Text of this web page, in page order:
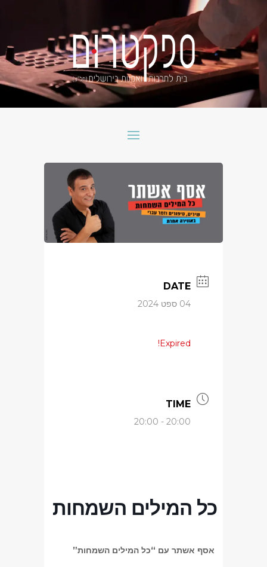
DATE
04 ספט 2024
Expired!
TIME
20:00 - 20:00
כל המילים השמחות
אסף אשתר עם “כל המילים השמחות”